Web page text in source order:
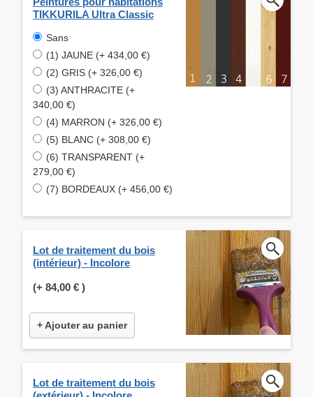
TIKKURILA Ultra Classic
Sans
(1) JAUNE (+ 434,00 €)
(2) GRIS (+ 326,00 €)
(3) ANTHRACITE (+
340,00 €)
(4) MARRON (+ 326,00 €)
(5) BLANC (+ 308,00 €)
(6) TRANSPARENT (+
279,00 €)
(7) BORDEAUX (+ 456,00 €)
Lot de traitement du bois
(intérieur) - Incolore
(+ 84,00 € )
+ Ajouter au panier
Lot de traitement du bois